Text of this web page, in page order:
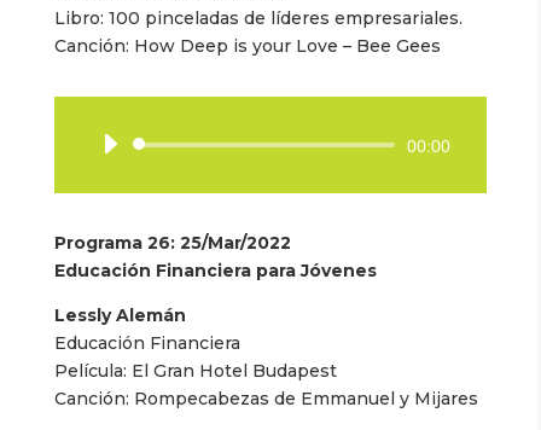
Libro: 100 pinceladas de líderes empresariales.
Canción: How Deep is your Love – Bee Gees
Reproductor
audio
00:00
Programa 26: 25/Mar/2022
Educación Financiera para Jóvenes
Lessly Alemán
Educación Financiera
Película: El Gran Hotel Budapest
Canción: Rompecabezas de Emmanuel y Mijares